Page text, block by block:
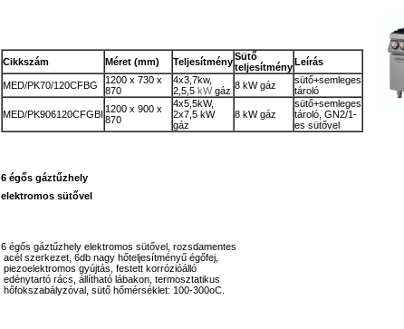
Cikkszám Méret (mm) TeljesítménySütő
teljesítményLeírás
MED/PK70/120CFBG
1200 x 730 x
870
4x3,7kw,
2,5,5 kWgáz 8 kW gáz
sütő+semleges
tároló
MED/PK906120CFGBI 1200 x 900 x
870
4x5,5kW,
2x7,5 kW
gáz
8 kW gáz
sütő+semleges
tároló, GN2/1-
es sütővel
6 égős gáztűzhely
elektromos sütővel
6 égős gáztűzhely elektromos sütővel, rozsdamentes
acél szerkezet, 6db nagy hőteljesítményű égőfej,
piezoelektromos gyújtás, festett korrózióálló
edénytartó rács, állítható lábakon, termosztatikus
hőfokszabályzóval, sütő hőmérséklet: 100-300oC.